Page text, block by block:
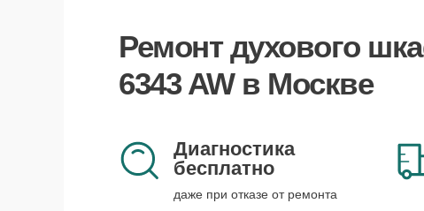
Ремонтдухового
6343 AWв Москве
Диагностика
бесплатно
даже при отказе от ремонта